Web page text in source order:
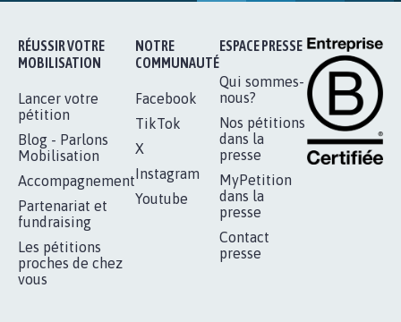
RÉUSSIR VOTRE
MOBILISATION
Lancer votre
pétition
Blog - Parlons
Mobilisation
Accompagnement
Partenariat et
fundraising
Les pétitions
proches de chez
vous
NOTRE
COMMUNAUTÉ
Facebook
TikTok
X
Instagram
Youtube
ESPACE PRESSE
Qui sommes-
nous?
Nos pétitions
dans la
presse
MyPetition
dans la
presse
Contact
presse